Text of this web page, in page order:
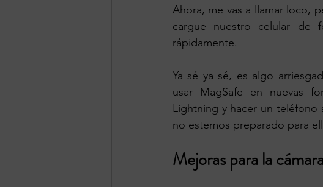
Ahora, me vas a llamar loco,
cargue nuestro celular de
rápidamente.
Ya sé ya sé, es algo
usar MagSafe en nuevas
Lightning y hacer un
no estemos preparado para
Mejoras para la cámara